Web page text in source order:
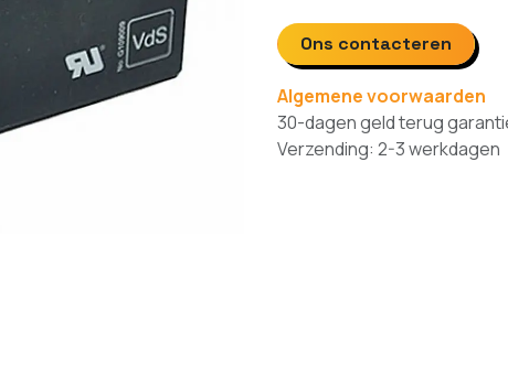
Ons contacteren
Algemene voorwaarden
30-dagen geld terug
Verzending: 2-3 werkdagen